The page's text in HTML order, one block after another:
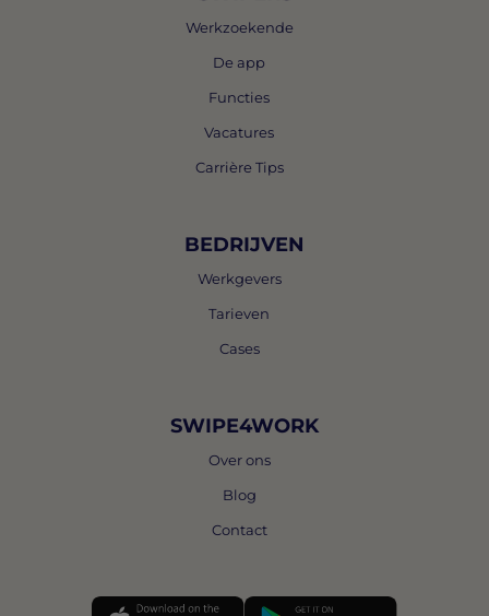
Werkzoekende
De app
Functies
Vacatures
Carrière Tips
BEDRIJVEN
Werkgevers
Tarieven
Cases
SWIPE4WORK
Over ons
Blog
Contact